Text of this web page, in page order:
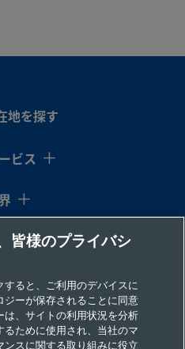
地を探す
ビス
ム
ス
報
皆様のプライバシ
すると、ご利用のデバイスに
ーが保存されることに同意
、サイトの利用状況を分析
ために使用され、当社のマ
スに関する取り組みに役立